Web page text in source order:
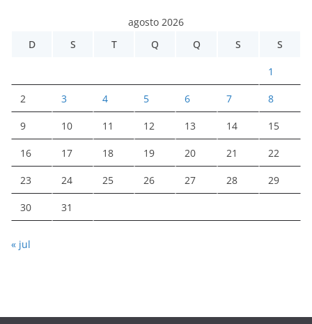
agosto 2026
D
S T Q Q S S
1
2 3 4 5 6 7 8
9 10 11 12 13 14 15
16 17 18 19 20 21 22
23 24 25 26 27 28 29
30 31
« jul